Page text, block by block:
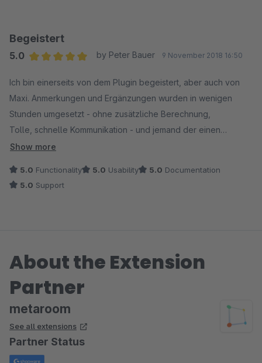
Begeistert
5.0
by Peter Bauer 9 November 2018 16:50
Ich bin einerseits von dem Plugin begeistert, aber auch von
Maxi. Anmerkungen und Ergänzungen wurden in wenigen
Stunden umgesetzt - ohne zusätzliche Berechnung,
Tolle, schnelle Kommunikation - und jemand der einen
versteht. Weiter so. Freue mich.
Show more
5.0 Functionality 5.0 Usability 5.0 Documentation
5.0 Support
About the Extension
Partner
metaroom
See all extensions
Partner Status